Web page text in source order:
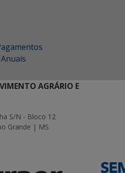
AGRÁRIO E
S/N - Bloco 12
Grande | MS